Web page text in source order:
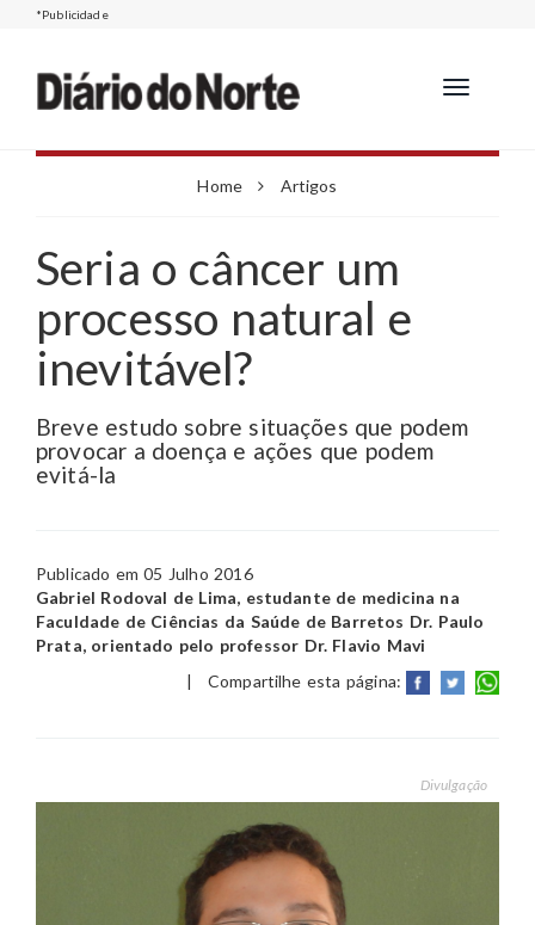
*Publicidade
Toggle
Home Artigos
Seria o câncer um
processo natural e
inevitável?
Breve estudo sobre situações que podem
provocar a doença e ações que podem
evitá-la
Publicado em 05 Julho 2016
Gabriel Rodoval de Lima, estudante de medicina na
Faculdade de Ciências da Saúde de Barretos Dr. Paulo
Prata, orientado pelo professor Dr. Flavio Mavi
|Compartilhe esta página:
Divulgação